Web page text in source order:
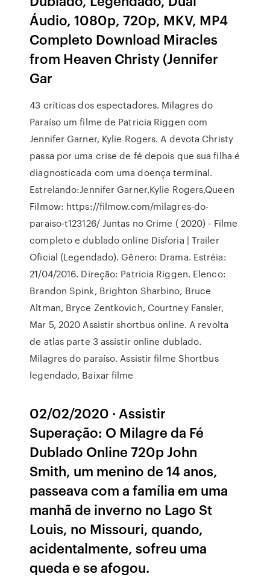
Áudio, 1080p, 720p, MKV, MP4
Completo Download Miracles
from Heaven Christy (Jennifer
Gar
43 críticas dos espectadores. Milagres do
Paraíso um filme de Patricia Riggen com
Jennifer Garner, Kylie Rogers. A devota Christy
passa por uma crise de fé depois que sua filha é
diagnosticada com uma doença terminal.
Estrelando:Jennifer Garner,Kylie Rogers,Queen
Filmow: https://filmow.com/milagres-do-
paraiso-t123126/ Juntas no Crime ( 2020) - Filme
completo e dublado online Disforia | Trailer
Oficial (Legendado). Gênero: Drama. Estréia:
21/04/2016. Direção: Patricia Riggen. Elenco:
Brandon Spink, Brighton Sharbino, Bruce
Altman, Bryce Zentkovich, Courtney Fansler,
Mar 5, 2020 Assistir shortbus online. A revolta
de atlas parte 3 assistir online dublado.
Milagres do paraíso. Assistir filme Shortbus
legendado, Baixar filme
02/02/2020 · Assistir
Superação: O Milagre da Fé
Dublado Online 720p John
Smith, um menino de 14 anos,
passeava com a família em uma
manhã de inverno no Lago St
Louis, no Missouri, quando,
acidentalmente, sofreu uma
queda e se afogou.